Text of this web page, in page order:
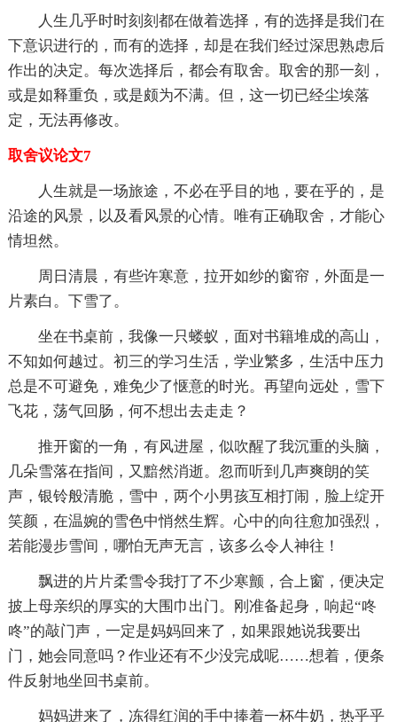
人生几乎时时刻刻都在做着选择，有的选择是我们在
下意识进行的，而有的选择，却是在我们经过深思熟虑后
作出的决定。每次选择后，都会有取舍。取舍的那一刻，
或是如释重负，或是颇为不满。但，这一切已经尘埃落
定，无法再修改。
取舍议论文7
人生就是一场旅途，不必在乎目的地，要在乎的，是
沿途的风景，以及看风景的心情。唯有正确取舍，才能心
情坦然。
周日清晨，有些许寒意，拉开如纱的窗帘，外面是一
片素白。下雪了。
坐在书桌前，我像一只蝼蚁，面对书籍堆成的高山，
不知如何越过。初三的学习生活，学业繁多，生活中压力
总是不可避免，难免少了惬意的时光。再望向远处，雪下
飞花，荡气回肠，何不想出去走走？
推开窗的一角，有风进屋，似吹醒了我沉重的头脑，
几朵雪落在指间，又黯然消逝。忽而听到几声爽朗的笑
声，银铃般清脆，雪中，两个小男孩互相打闹，脸上绽开
笑颜，在温婉的雪色中悄然生辉。心中的向往愈加强烈，
若能漫步雪间，哪怕无声无言，该多么令人神往！
飘进的片片柔雪令我打了不少寒颤，合上窗，便决定
披上母亲织的厚实的大围巾出门。刚准备起身，响起“咚
咚”的敲门声，一定是妈妈回来了，如果跟她说我要出
门，她会同意吗？作业还有不少没完成呢……想着，便条
件反射地坐回书桌前。
妈妈进来了，冻得红润的手中捧着一杯牛奶，热乎乎